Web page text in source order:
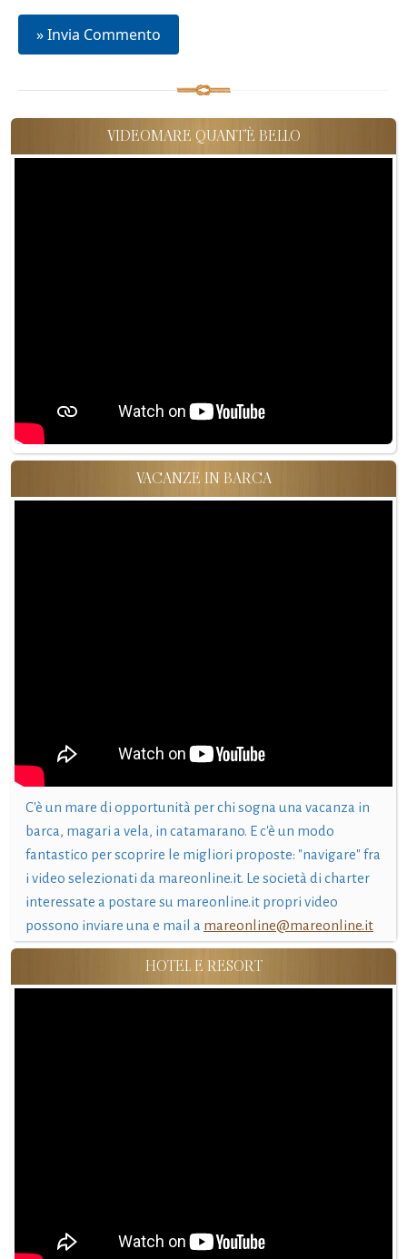
VIDEOMARE QUANT'È BELLO
VACANZE IN BARCA
C'è un mare di opportunità per chi sogna una vacanza in
barca, magari a vela, in catamarano. E c'è un modo
fantastico per scoprire le migliori proposte: "navigare" fra
i video selezionati da mareonline.it. Le società di charter
interessate a postare su mareonline.it propri video
possono inviare una e mail a mareonline@mareonline.it
HOTEL E RESORT